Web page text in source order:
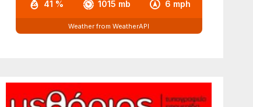
41 % 1015 mb 6 mph
Weather from WeatherAPI